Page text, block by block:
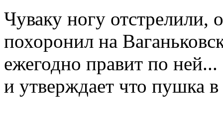
Чуваку ногу отстрелили,
похоронил на
ежегодно правит по
и утверждает что пушка